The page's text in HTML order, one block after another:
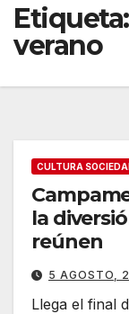
Etiqueta:
verano
CULTURA
la
reúnen
5 AGOSTO,
Llega el final